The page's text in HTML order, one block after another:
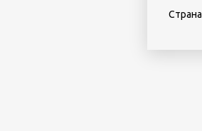
Страна